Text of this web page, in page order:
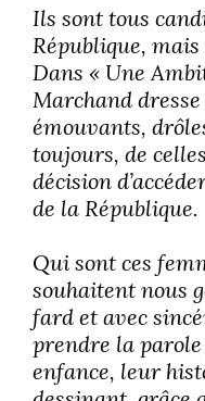
Ils sont tous
République,
Dans « Une
Marchand
émouvants,
toujours, de
décision
de la République.
Qui sont ces
souhaitent nous
fard et avec
prendre la
enfance, leur